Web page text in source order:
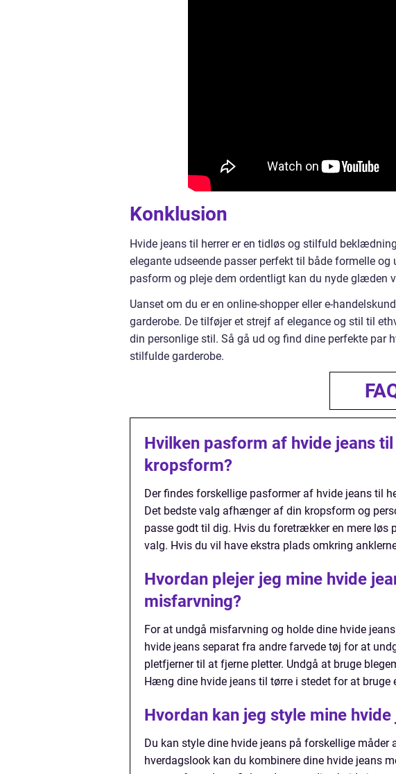
Konklusion
Hvide jeans til herrer er en tidløs og stilfuld
elegante udseende passer perfekt til både formelle
pasform og pleje dem ordentligt kan du nyde glæden
Uanset om du er en online-shopper eller e-
garderobe. De tilføjer et strejf af elegance og stil til
din personlige stil. Så gå ud og find dine perfekte par
stilfulde garderobe.
Hvilken pasform af hvide jeans
kropsform?
Der findes forskellige pasformer af hvide jeans til
Det bedste valg afhænger af din kropsform og
passe godt til dig. Hvis du foretrækker en mere
valg. Hvis du vil have ekstra plads omkring
Hvordan plejer jeg mine hvide
misfarvning?
For at undgå misfarvning og holde dine hvide
hvide jeans separat fra andre farvede tøj for at
pletfjerner til at fjerne pletter. Undgå at bruge
Hæng dine hvide jeans til tørre i stedet for at
Hvordan kan jeg style mine
Du kan style dine hvide jeans på forskellige
hverdagslook kan du kombinere dine hvide jeans